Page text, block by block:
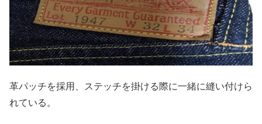
革パッチを採用、ステッチを掛ける際に一緒に縫い付けら
れている。